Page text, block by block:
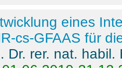
eines
cs-GFAAS für
Dr. rer. nat.